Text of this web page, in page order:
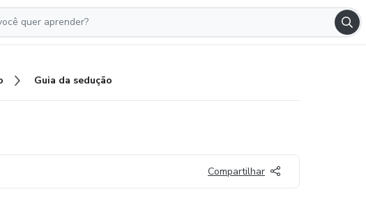
Guia da sedução
Compartilhar